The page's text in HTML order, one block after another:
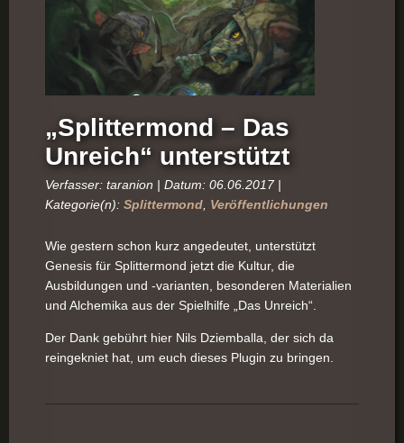
„Splittermond – Das
Unreich“ unterstützt
Verfasser: taranion | Datum: 06.06.2017 |
Kategorie(n): Splittermond Veröffentlichungen
Wie gestern schon kurz angedeutet, unterstützt
Genesis für Splittermond jetzt die Kultur, die
Ausbildungen und -varianten, besonderen Materialien
und Alchemika aus der Spielhilfe „Das Unreich“.
Der Dank gebührt hier Nils Dziemballa, der sich da
reingekniet hat, um euch dieses Plugin zu bringen.